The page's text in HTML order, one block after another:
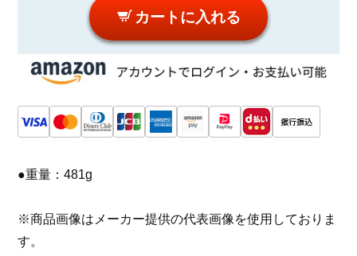
カートに入れる
●重量：481g
※商品画像はメーカー提供の代表画像を使用しておりま
す。